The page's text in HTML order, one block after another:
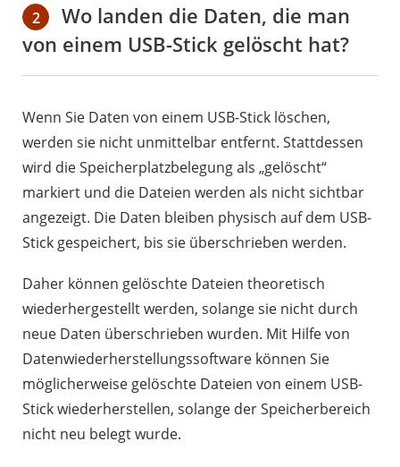
2
Wo landen die Daten, die man
von einem USB-Stick gelöscht hat?
Wenn Sie Daten von einem USB-Stick löschen,
werden sie nicht unmittelbar entfernt. Stattdessen
wird die Speicherplatzbelegung als „gelöscht“
markiert und die Dateien werden als nicht sichtbar
angezeigt. Die Daten bleiben physisch auf dem USB-
Stick gespeichert, bis sie überschrieben werden.
Daher können gelöschte Dateien theoretisch
wiederhergestellt werden, solange sie nicht durch
neue Daten überschrieben wurden. Mit Hilfe von
Datenwiederherstellungssoftware können Sie
möglicherweise gelöschte Dateien von einem USB-
Stick wiederherstellen, solange der Speicherbereich
nicht neu belegt wurde.